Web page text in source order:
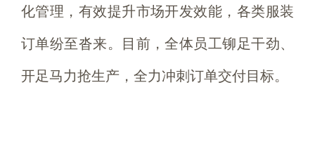
化管理，有效提升市场开发效能，各类服装
订单纷至沓来。目前，全体员工铆足干劲、
开足马力抢生产，全力冲刺订单交付目标。